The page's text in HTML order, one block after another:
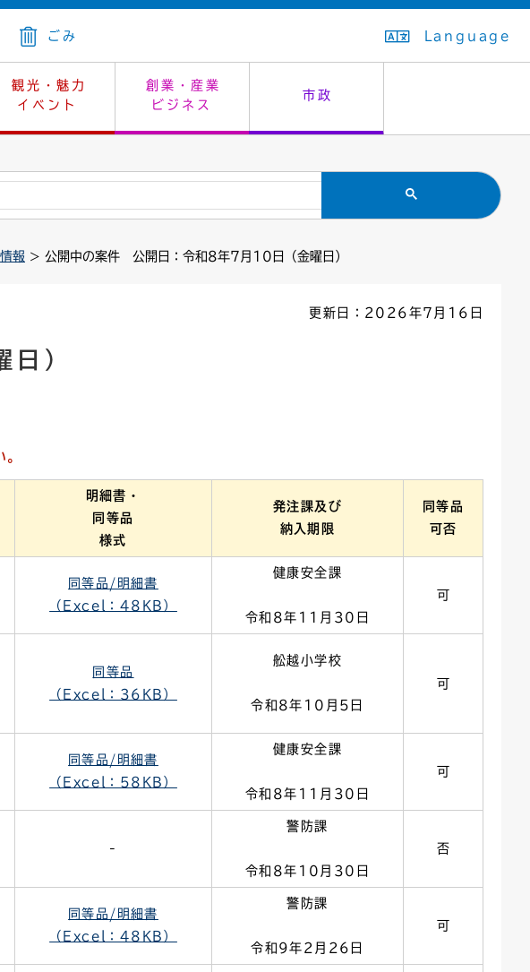
ごみ Language
観光・魅力
イベント
創業・産業
ビジネス
市政
生活排水
市民安全
住居表示
教育委員会
入学式・卒業式
通学区域
救急・夜間診療
感染症
スポーツ 施設予約（まつぼっくり）
はたちの集い
指定管理者制度
公共事業の技術監理
バナー広告
議会
オープンデータ
組織案内
報 > 公開中の案件 公開日：令和8年7月10日（金曜日）
更新日：2026年7月16日
）
明細書・
同等品
様式
発注課及び
納入期限
同等品
可否
同等品/明細書
（Excel：48KB）
健康安全課
令和8年11月30日
可
同等品
（Excel：36KB）
舩越小学校
令和8年10月5日
可
同等品/明細書
（Excel：58KB）
健康安全課
令和8年11月30日
可
-
警防課
令和8年10月30日
否
同等品/明細書
（Excel：48KB）
警防課
令和9年2月26日
可